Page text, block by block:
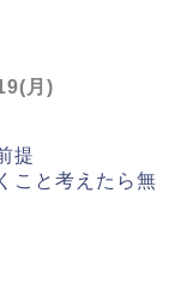
月)
提
こと考えたら無